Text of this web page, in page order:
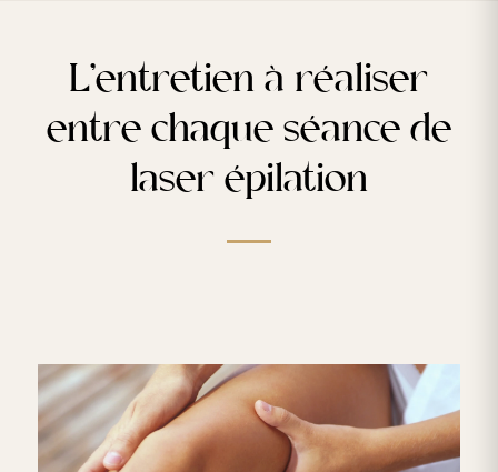
L’entretien à réaliser
entre chaque séance de
laser épilation